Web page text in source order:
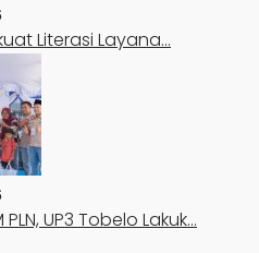
Literasi Layana…
UP3 Tobelo Lakuk…